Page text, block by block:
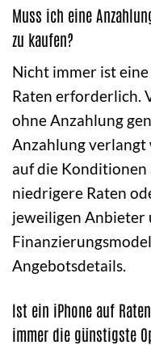
Muss ich eine
zu kaufen?
Nicht immer ist
Raten erforderlich.
ohne Anzahlung
Anzahlung verlangt
auf die Konditionen
niedrigere Raten
jeweiligen Anbieter
Angebotsdetails.
Ist ein iPhone auf
immer die günstigste